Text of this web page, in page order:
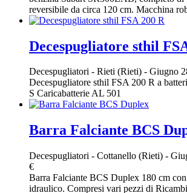
reversibile da circa 120 cm. Macchina
Decespugliatore sthil
Decespugliatori - Rieti (Rieti) - Giugno
Decespugliatore sthil FSA 200 R a
S Caricabatterie AL 501
Barra Falciante BCS
Decespugliatori - Cottanello (Rieti) -
€
Barra Falciante BCS Duplex 180 cm
idraulico. Compresi vari pezzi di